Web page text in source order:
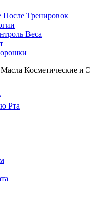
После Тренировок
Веса
Масла Косметические и
Рта